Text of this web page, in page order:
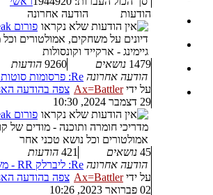
הודעות
הודעה אחרונה
פורום VGFreak - כללי
דיונים על משחקים, אמולטורים
גיימינג - ארקייד וקונסולות
1479 נושאים 9260 הודעות
הודעה אחרונה Re: פרסומות סוטות למשחקי וידא…
על ידיAx=Battler צפה בהודעה
29 דצמבר 2024, 10:30
פורום VGFreak - טכני
מדריכי חומרה ותוכנה - מודים של
אמולטורים וכל נושא טכני אחר
45 נושאים 421 הודעות
הודעה אחרונה Re: ליברלק RR - משחקים נראים …
על ידיAx=Battler צפה בהודעה
02 פברואר 2023, 10:26